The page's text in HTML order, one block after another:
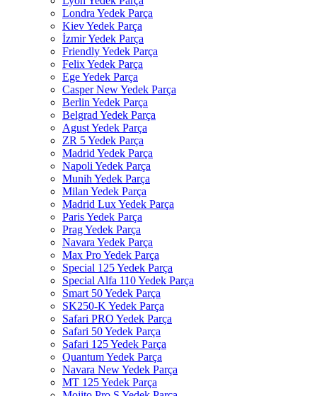
Londra Yedek Parça
Kiev Yedek Parça
İzmir Yedek Parça
Friendly Yedek Parça
Felix Yedek Parça
Ege Yedek Parça
Casper New Yedek Parça
Berlin Yedek Parça
Belgrad Yedek Parça
Agust Yedek Parça
ZR 5 Yedek Parça
Madrid Yedek Parça
Napoli Yedek Parça
Munih Yedek Parça
Milan Yedek Parça
Madrid Lux Yedek Parça
Paris Yedek Parça
Prag Yedek Parça
Navara Yedek Parça
Max Pro Yedek Parça
Special 125 Yedek Parça
Special Alfa 110 Yedek Parça
Smart 50 Yedek Parça
SK250-K Yedek Parça
Safari PRO Yedek Parça
Safari 50 Yedek Parça
Safari 125 Yedek Parça
Quantum Yedek Parça
Navara New Yedek Parça
MT 125 Yedek Parça